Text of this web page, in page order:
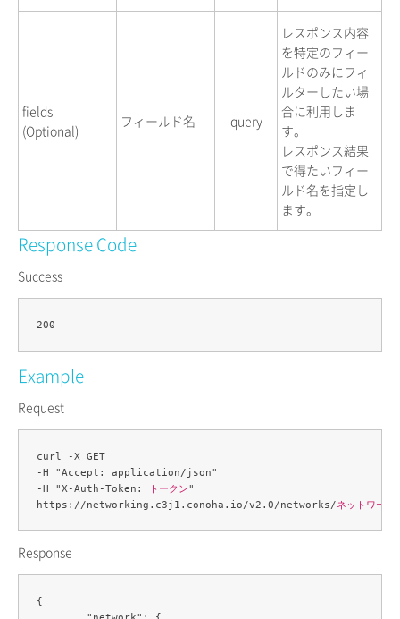
fields
(Optional)
フィールド名 query
レスポンス内容
を特定のフィー
ルドのみにフィ
ルターしたい場
合に利用しま
す。
レスポンス結果
で得たいフィー
ルド名を指定し
ます。
Response Code
Success
Example
Request
curl -X GET
-H "Accept: application/json"
-H "X-Auth-Token:
トークン"
https://networking.c3j1.conoha.io/v2.0/networks/ネットワーク
Response
{